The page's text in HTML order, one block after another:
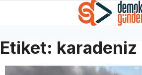
Etiket: karadeniz